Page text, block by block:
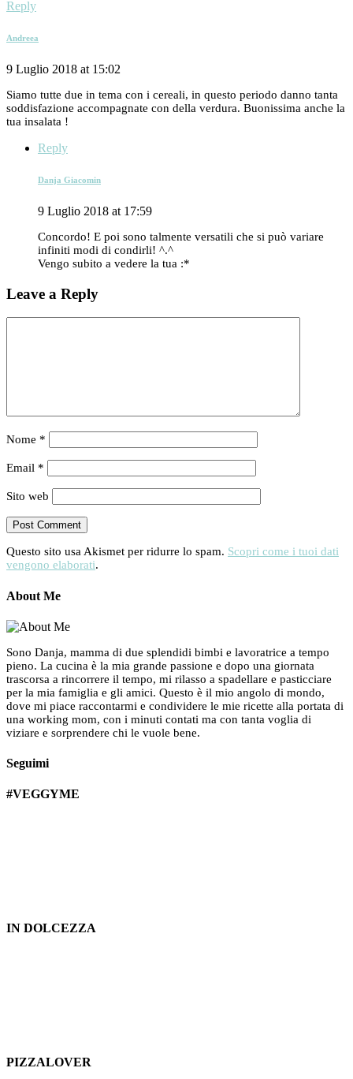
Reply
Andreea
9 Luglio 2018 at 15:02
Siamo tutte due in tema con i cereali, in questo periodo danno tanta
soddisfazione accompagnate con della verdura. Buonissima anche la
tua insalata !
Reply
Danja Giacomin
9 Luglio 2018 at 17:59
Concordo! E poi sono talmente versatili che si può variare
infiniti modi di condirli! ^.^
Vengo subito a vedere la tua :*
Leave a Reply
Nome *
Email *
Sito web
Questo sito usa Akismet per ridurre lo spam. Scopri come i tuoi dati
vengono elaborati.
About Me
Sono Danja, mamma di due splendidi bimbi e lavoratrice a tempo
pieno. La cucina è la mia grande passione e dopo una giornata
trascorsa a rincorrere il tempo, mi rilasso a spadellare e pasticciare
per la mia famiglia e gli amici. Questo è il mio angolo di mondo,
dove mi piace raccontarmi e condividere le mie ricette alla portata di
una working mom, con i minuti contati ma con tanta voglia di
viziare e sorprendere chi le vuole bene.
Seguimi
#VEGGYME
IN DOLCEZZA
PIZZALOVER